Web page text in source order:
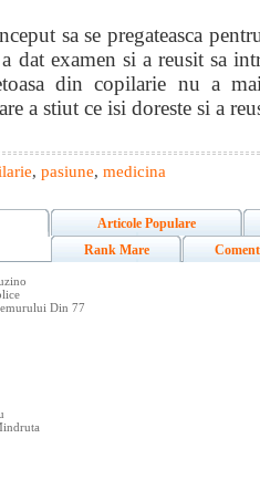
sa se pregateasca
dat examen si a reusit sa
din copilarie nu a
a stiut ce isi doreste si a
, pasiune, medicina
Articole Populare
Rank Mare
Din 77